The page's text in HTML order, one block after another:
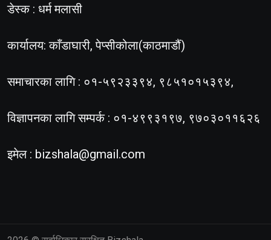
डेस्क : धर्म मलासी
कार्यालय: काँडाघारी, पेप्सीकोला(काठमाडौं)
समाचारका लागि : ०१-५९२३३९४, ९८५१०१५३९४,
विज्ञापनका लागि सम्पर्क : ०१-४९९३१९७, ९७०३०११६२६
इमेल : bizshala@gmail.com